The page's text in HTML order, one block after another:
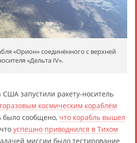
«Орион» соединённого с верхней
«Дельта IV».
США запустили ракету-носитель
космическим кораблём
было сообщено, что корабль вышел
успешно приводнился в Тихом
миссии было тестирование